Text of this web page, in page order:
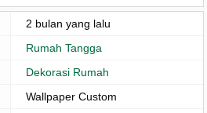
2 bulan yang lalu
Rumah Tangga
Dekorasi Rumah
Wallpaper Custom